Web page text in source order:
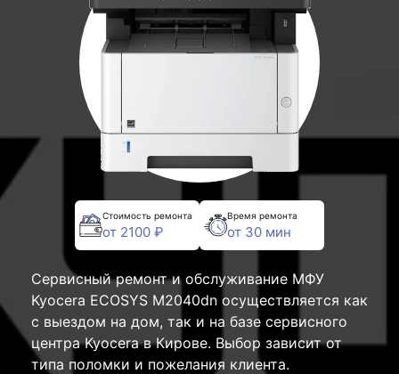
Стоимость ремонта
от 2100 ₽
Время ремонта
от 30 мин
Сервисный ремонт и обслуживание МФУ
Kyocera ECOSYS M2040dn осуществляется как
с выездом на дом, так и на базе сервисного
центра Kyocera в Кирове. Выбор зависит от
типа поломки и пожелания клиента.